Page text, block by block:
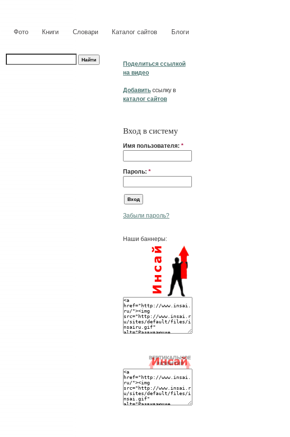
Фото Книги Словари Каталог сайтов Блоги
Поделиться ссылкой
на видео
Добавить ссылку в
каталог сайтов
Вход в систему
Имя пользователя: *
Пароль: *
Забыли пароль?
Наши баннеры: